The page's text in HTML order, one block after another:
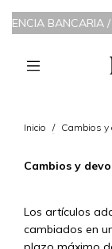
BANCARIA/
Inicio / Cambios y
Cambios y
Los artículos
cambiados en